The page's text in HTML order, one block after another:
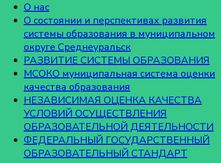
О нас
О состоянии и перспективах развития
системы образования в муниципальном
округе Среднеуральск
РАЗВИТИЕ СИСТЕМЫ ОБРАЗОВАНИЯ
МСОКО муниципальная система оценки
качества образования
НЕЗАВИСИМАЯ ОЦЕНКА КАЧЕСТВА
УСЛОВИЙ ОСУЩЕСТВЛЕНИЯ
ОБРАЗОВАТЕЛЬНОЙ ДЕЯТЕЛЬНОСТИ
ФЕДЕРАЛЬНЫЙ ГОСУДАРСТВЕННЫЙ
ОБРАЗОВАТЕЛЬНЫЙ СТАНДАРТ